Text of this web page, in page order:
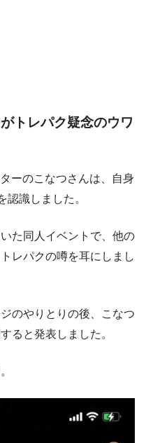
トレパク疑念のウワ
ーのこなつさんは、自身
認識しました。
た同人イベントで、他の
レパクの噂を耳にしまし
のやりとりの後、こなつ
ると発表しました。